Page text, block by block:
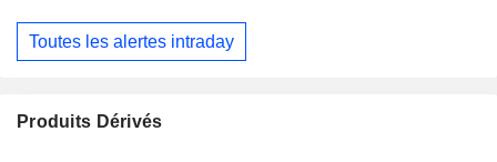
Toutes les alertes intraday
Produits Dérivés